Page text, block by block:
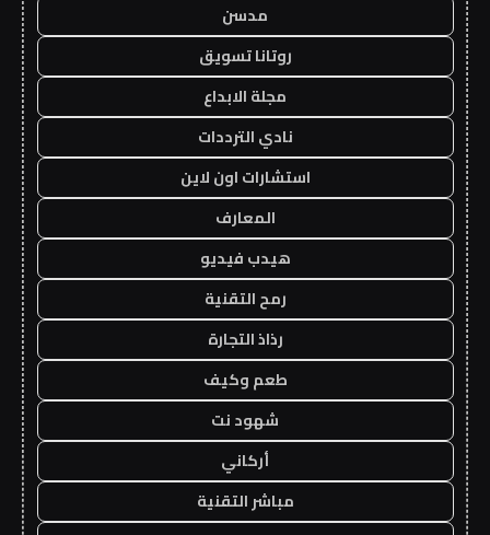
مدسن
روتانا تسويق
مجلة الابداع
نادي الترددات
استشارات اون لاين
المعارف
هيدب فيديو
رمح التقنية
رذاذ التجارة
طعم وكيف
شهود نت
أركاني
مباشر التقنية